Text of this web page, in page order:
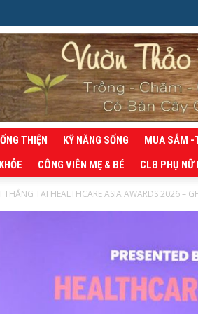
THIỆN KỸ NĂNG SỐNG MUA SẮM -
CÔNG VIÊN MẸ & BÉ CLB PHỤ NỮ
THẮNG TẠI HEALTHCARE ASIA AWARDS 2026 –